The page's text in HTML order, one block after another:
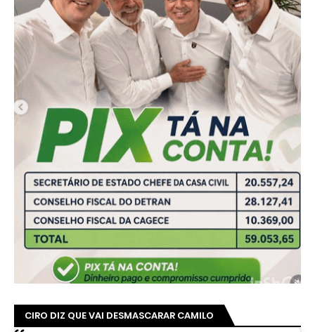
CIRO DIZ QUE VAI DESMASCARAR CAMILO